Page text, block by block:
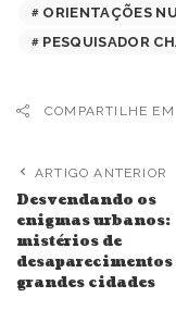
ORIENTAÇÕES
PESQUISADOR
COMPARTILHE EM
ARTIGO ANTERIOR
Desvendando os
enigmas urbanos:
mistérios de
desaparecimentos
grandes cidades